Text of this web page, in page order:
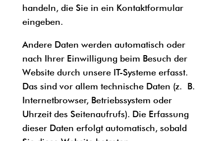
handeln, die Sie in ein Kontaktformular
eingeben.
Andere Daten werden automatisch oder
nach Ihrer Einwilligung beim Besuch der
Website durch unsere IT-Systeme erfasst.
Das sind vor allem technische Daten (z. B.
Internetbrowser, Betriebssystem oder
Uhrzeit des Seitenaufrufs). Die Erfassung
dieser Daten erfolgt automatisch, sobald